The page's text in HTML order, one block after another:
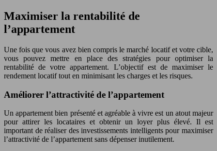
Maximiser la rentabilité de
l’appartement
Une fois que vous avez bien compris le marché locatif et votre cible,
vous pouvez mettre en place des stratégies pour optimiser la
rentabilité de votre appartement. L’objectif est de maximiser le
rendement locatif tout en minimisant les charges et les risques.
Améliorer l’attractivité de l’appartement
Un appartement bien présenté et agréable à vivre est un atout majeur
pour attirer les locataires et obtenir un loyer plus élevé. Il est
important de réaliser des investissements intelligents pour maximiser
l’attractivité de l’appartement sans dépenser inutilement.